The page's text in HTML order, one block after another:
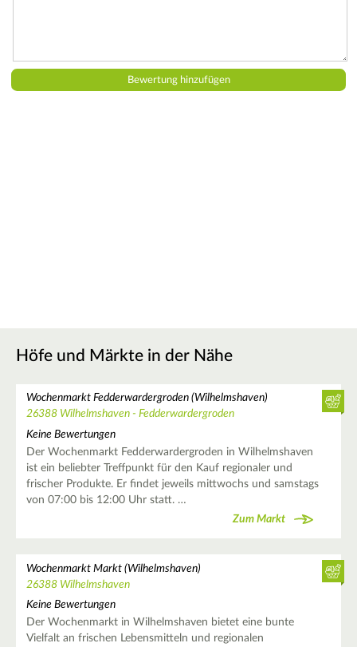
Höfe und Märkte in der Nähe
Wochenmarkt Fedderwardergroden (Wilhelmshaven)
26388 Wilhelmshaven - Fedderwardergroden
Keine Bewertungen
Der Wochenmarkt Fedderwardergroden in Wilhelmshaven
ist ein beliebter Treffpunkt für den Kauf regionaler und
frischer Produkte. Er findet jeweils mittwochs und samstags
von 07:00 bis 12:00 Uhr statt. …
Zum Markt
Wochenmarkt Markt (Wilhelmshaven)
26388 Wilhelmshaven
Keine Bewertungen
Der Wochenmarkt in Wilhelmshaven bietet eine bunte
Vielfalt an frischen Lebensmitteln und regionalen